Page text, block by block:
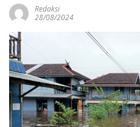
Redaksi
28/08/2024